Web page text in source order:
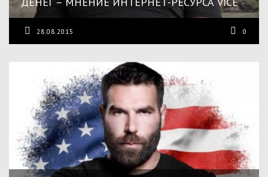
28.08.2015 0